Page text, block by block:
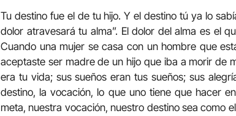
Tu destino fue el de tu hijo. Y el destino tú ya lo
dolor atravesará tu alma”. El dolor del alma es el
Cuando una mujer se casa con un hombre que
aceptaste ser madre de un hijo que iba a morir de
era tu vida; sus sueños eran tus sueños; sus
destino, la vocación, lo que uno tiene que hacer
meta, nuestra vocación, nuestro destino sea como